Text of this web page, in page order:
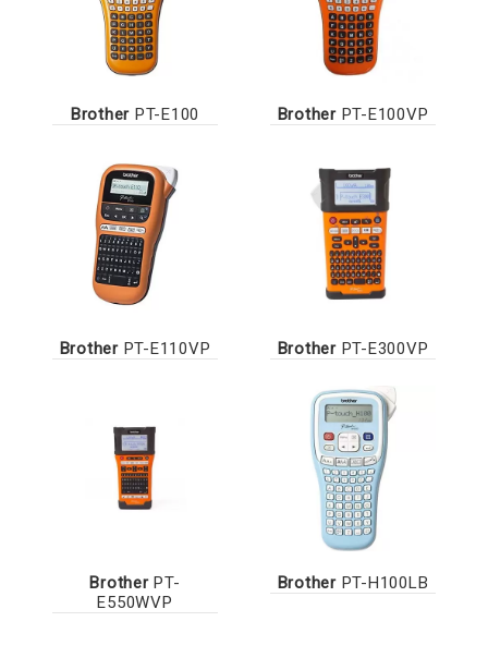
Brother PT-E100 BrotherPT-E100VP
BrotherPT-E110VP BrotherPT-E300VP
BrotherPT-
E550WVP
BrotherPT-H100LB